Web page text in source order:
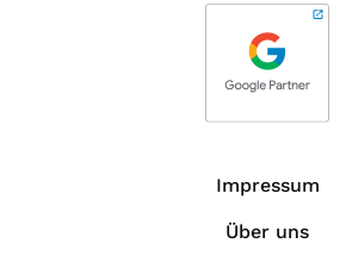
Impressum
Über uns